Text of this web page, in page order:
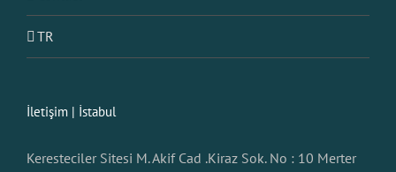
TR
İletişim | İstabul
Keresteciler Sitesi M. Akif Cad .Kiraz Sok. No : 10 Merter